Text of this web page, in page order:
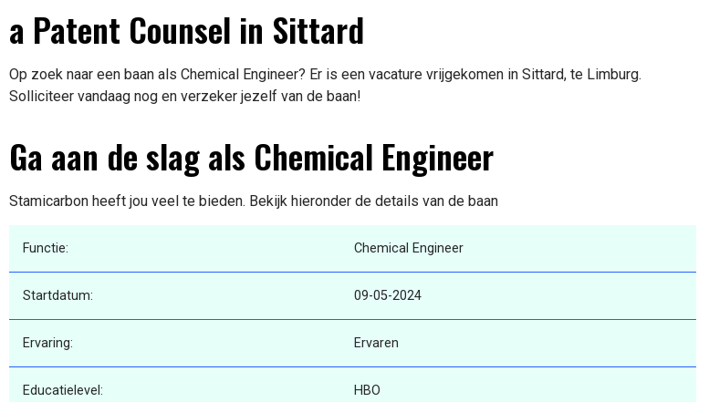
a Patent Counsel in Sittard
Op zoek naar een baan als Chemical Engineer? Er is een vacature vrijgekomen in Sittard, te Limburg.
Solliciteer vandaag nog en verzeker jezelf van de baan!
Ga aan de slag als Chemical Engineer
Stamicarbon heeft jou veel te bieden. Bekijk hieronder de details van de baan
Functie: Chemical Engineer
Startdatum: 09-05-2024
Ervaring: Ervaren
Educatielevel: HBO